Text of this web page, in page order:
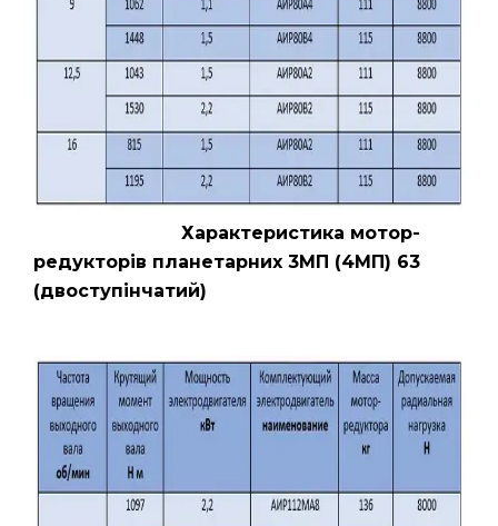
Характеристика мотор-
редукторів планетарних 3МП (4МП) 63
(двоступінчатий)